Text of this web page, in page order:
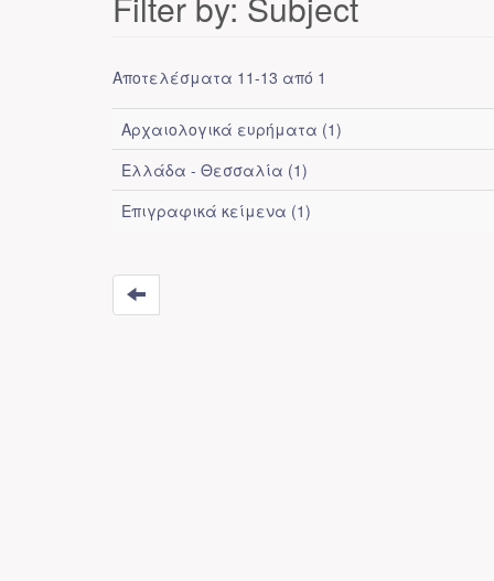
Αποτελέσματα 11-13 από 1
Αρχαιολογικά ευρήματα (1)
Ελλάδα - Θεσσαλία (1)
Επιγραφικά κείμενα (1)